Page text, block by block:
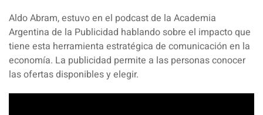
Aldo Abram, estuvo en el podcast de la Academia
Argentina de la Publicidad hablando sobre el impacto que
tiene esta herramienta estratégica de comunicación en la
economía. La publicidad permite a las personas conocer
las ofertas disponibles y elegir.